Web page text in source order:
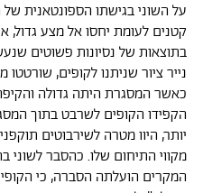
על השוני בגישתו הספונטאנית
קטנים לעומת יחסו אל מצע גדול,
בתוצאות של נסיונות פשוטים
נייר ציור שניתנו לקופים,
כאשר המסגרת היתה גדולה
הקפידו הקופים לשרבט בתוך
יותר, היוו מטרה לשירבוטים
מקווי התיחום שלו. כהסבר
המקרים הועלתה הסברה, כי